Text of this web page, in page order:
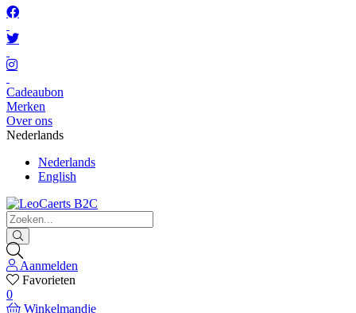
Cadeaubon
Merken
Over ons
Nederlands
Nederlands
English
Aanmelden
Favorieten
0
Winkelmandje